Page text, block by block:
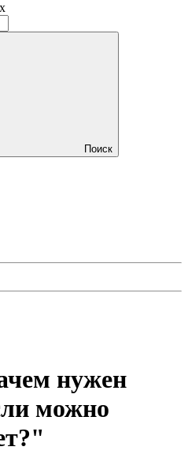
Поиск
нужен
можно